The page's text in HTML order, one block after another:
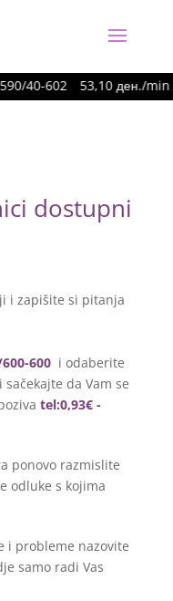
40-602 53,10 ден./min
dostupni
i zapišite si pitanja
600 i odaberite
da Vam se
tel:0,93€ -
ponovo razmislite
odluke s kojima
i probleme nazovite
samo radi Vas